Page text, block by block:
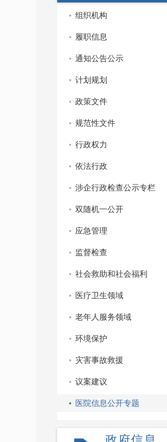
组织机构
履职信息
通知公告公示
计划规划
政策文件
规范性文件
行政权力
依法行政
涉企行政检查公示专栏
双随机一公开
应急管理
监督检查
社会救助和社会福利
医疗卫生领域
老年人服务领域
环境保护
灾害事故救援
议案建议
医院信息公开专题